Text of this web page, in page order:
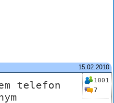
15.02.2010
1001
7
telefon